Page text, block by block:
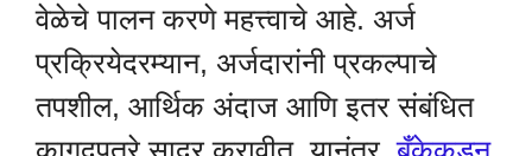
वेळेचे पालन करणे महत्त्वाचे आहे. अर्ज
प्रक्रियेदरम्यान, अर्जदारांनी प्रकल्पाचे
तपशील, आर्थिक अंदाज आणि इतर संबंधित